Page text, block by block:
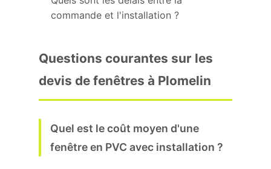
commande et l'installation ?
Questions courantes sur les
devis de fenêtres à Plomelin
Quel est le coût moyen d'une
fenêtre en PVC avec installation ?